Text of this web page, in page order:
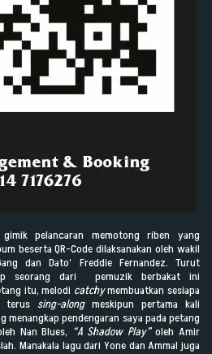
pelancaran memotong riben yang
beserta QR-Code dilaksanakan oleh wakil
dan Dato’ Freddie Fernandez. Turut
seorang dari pemuzik berbakat ini
itu, melodi catchymembuatkan sesiapa
terus sing-alongmeskipun pertama kali
menangkap pendengaran saya pada petang
Nan Blues, “A Shadow Play”oleh Amir
Manakala lagu dari Yone dan Ammal juga